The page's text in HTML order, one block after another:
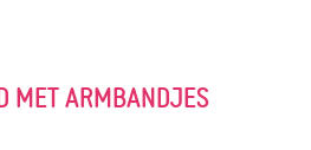
MET ARMBANDJES